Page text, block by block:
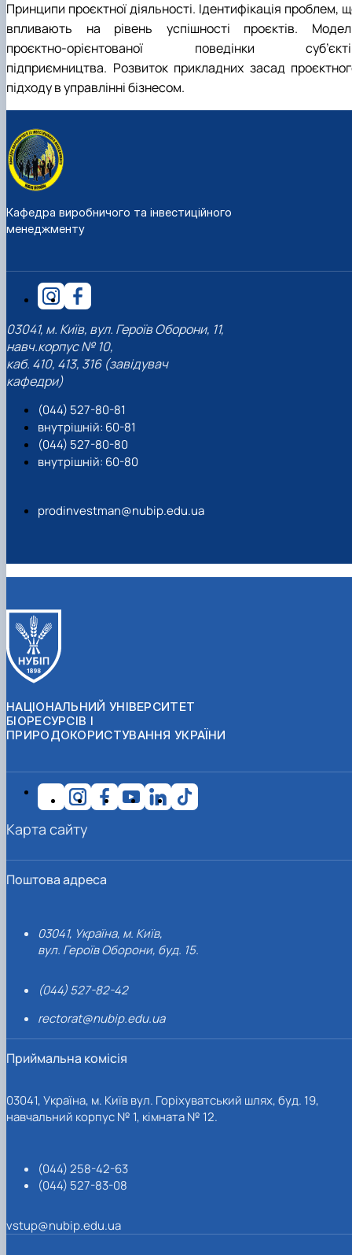
Принципи проєктної діяльності. Ідентифікація проблем,
впливають на рівень успішності проєктів.
проєктно-орієнтованої поведінки
підприємництва. Розвиток прикладних засад
підходу в управлінні бізнесом.
Кафедра виробничого та інвестиційного
менеджменту
03041, м. Київ, вул. Героїв Оборони, 11,
навч.корпус № 10,
каб. 410, 413, 316 (завідувач
кафедри)
(044) 527-80-81
внутрішній: 60-81
(044) 527-80-80
внутрішній: 60-80
prodinvestman@nubip.edu.ua
НАЦІОНАЛЬНИЙ УНІВЕРСИТЕТ
БІОРЕСУРСІВ І
ПРИРОДОКОРИСТУВАННЯ УКРАЇНИ
Поштова адреса
03041, Україна, м. Київ,
вул. Героїв Оборони, буд. 15.
(044) 527-82-42
rectorat@nubip.edu.ua
Приймальна комісія
03041, Україна, м. Київ вул. Горіхуватський шлях, буд. 19,
навчальний корпус № 1, кімната № 12.
(044) 258-42-63
(044) 527-83-08
vstup@nubip.edu.ua
Карта сайту